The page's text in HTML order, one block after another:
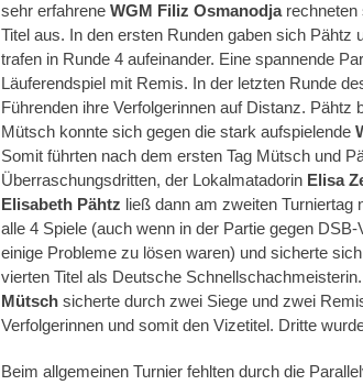
sehr erfahrene WGM Filiz Osmanodjarechneten
Titel aus. In den ersten Runden gaben sich Pähtz
trafen in Runde 4 aufeinander. Eine spannende
Läuferendspiel mit Remis. In der letzten Runde
Führenden ihre Verfolgerinnen auf Distanz. Pähtz
Mütsch konnte sich gegen die stark aufspielende
Somit führten nach dem ersten Tag Mütsch und
Überraschungsdritten, der Lokalmatadorin Elisa
Elisabeth Pähtz ließ dann am zweiten Turniertag
alle 4 Spiele (auch wenn in der Partie gegen
einige Probleme zu lösen waren) und sicherte
vierten Titel als Deutsche
Mütsch sicherte durch zwei Siege und zwei
Verfolgerinnen und somit den Vizetitel. Dritte
Beim allgemeinen Turnier fehlten durch die